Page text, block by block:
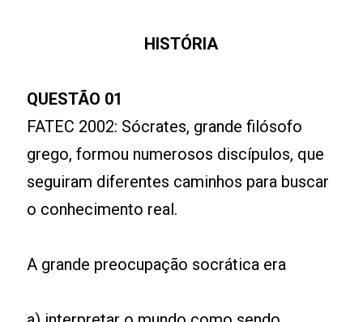
HISTÓRIA
QUESTÃO 01
FATEC 2002: Sócrates, grande filósofo
grego, formou numerosos discípulos, que
seguiram diferentes caminhos para buscar
o conhecimento real.
A grande preocupação socrática era